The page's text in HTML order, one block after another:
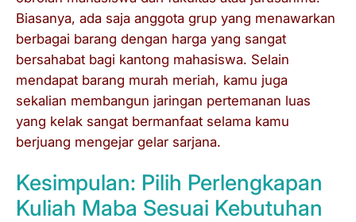
Biasanya, ada saja anggota grup yang menawarkan
berbagai barang dengan harga yang sangat
bersahabat bagi kantong mahasiswa. Selain
mendapat barang murah meriah, kamu juga
sekalian membangun jaringan pertemanan luas
yang kelak sangat bermanfaat selama kamu
berjuang mengejar gelar sarjana.
Kesimpulan: Pilih Perlengkapan
Kuliah Maba Sesuai Kebutuhan